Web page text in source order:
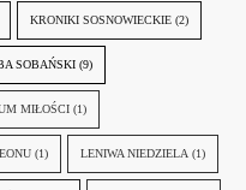
KRONIKI SOSNOWIECKIE (2)
SOBAŃSKI (9)
MIŁOŚCI (1)
(1) LENIWA NIEDZIELA (1)